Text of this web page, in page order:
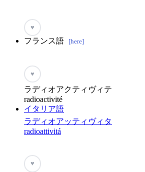
♥
フランス語 [here]
♥
ラディオアクティヴィテ
radioactivité
イタリア語
ラディオアッティヴィタ
radioattivitá
♥